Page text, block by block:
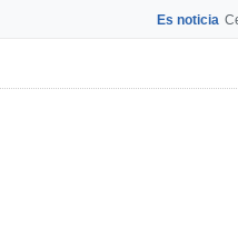
Es noticia